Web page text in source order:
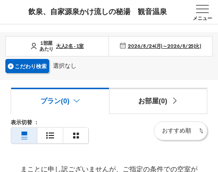
飲泉、自家源泉かけ流しの秘湯 観音温泉
メニュー
1部屋
あたり
大人2名 -1室 2026/8/24(月)～2026/8/25(火)
こだわり検索 選択なし
表示切替 ：
プラン(0) お部屋(0)
まことに申し訳ございませんが、ご指定の条件での空室が